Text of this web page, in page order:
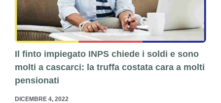
Il finto impiegato INPS chiede i soldi e sono
molti a cascarci: la truffa costata cara a molti
pensionati
DICEMBRE 4, 2022